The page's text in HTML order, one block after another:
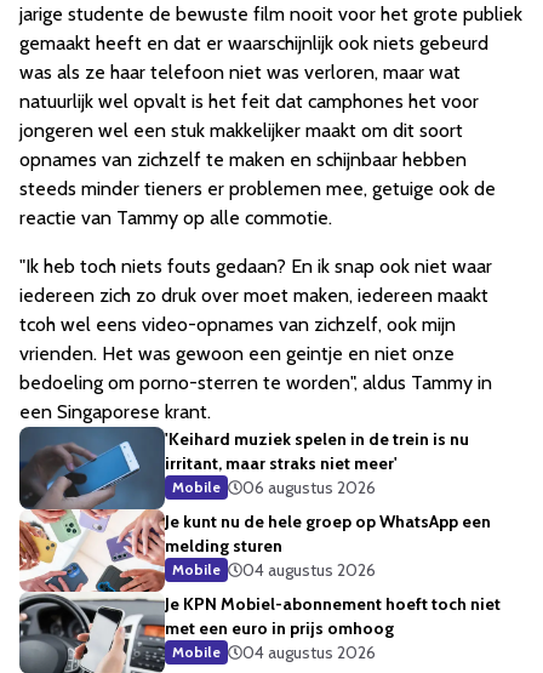
jarige studente de bewuste film nooit voor het grote publiek
gemaakt heeft en dat er waarschijnlijk ook niets gebeurd
was als ze haar telefoon niet was verloren, maar wat
natuurlijk wel opvalt is het feit dat camphones het voor
jongeren wel een stuk makkelijker maakt om dit soort
opnames van zichzelf te maken en schijnbaar hebben
steeds minder tieners er problemen mee, getuige ook de
reactie van Tammy op alle commotie.
"Ik heb toch niets fouts gedaan? En ik snap ook niet waar
iedereen zich zo druk over moet maken, iedereen maakt
tcoh wel eens video-opnames van zichzelf, ook mijn
vrienden. Het was gewoon een geintje en niet onze
bedoeling om porno-sterren te worden", aldus Tammy in
een Singaporese krant.
'Keihard muziek spelen in de trein is nu
irritant, maar straks niet meer'
Mobile
06 augustus 2026
Je kunt nu de hele groep op WhatsApp een
melding sturen
Mobile
04 augustus 2026
Je KPN Mobiel-abonnement hoeft toch niet
met een euro in prijs omhoog
Mobile
04 augustus 2026